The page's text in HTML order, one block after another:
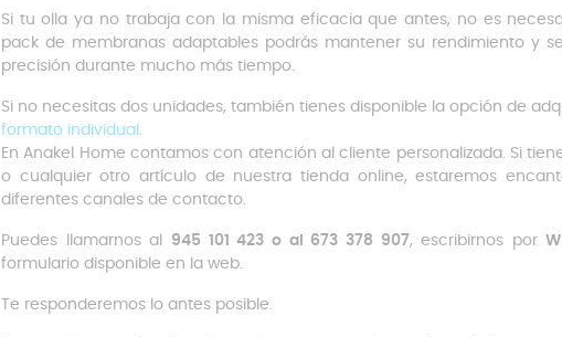
Si tu olla ya no trabaja con la misma eficacia que antes, no es
pack de membranas adaptables podrás mantener su rendimiento y
precisión durante mucho más tiempo.
Si no necesitas dos unidades, también tienes disponible la opción de
formato individual .
EnAnakel Home contamos con atención al cliente personalizada. Si
o cualquier otro artículo de nuestra tienda online, estaremos
diferentes canales de contacto.
Puedes llamarnos al 945 101 423 o al 673 378 907, escribirnos por
formulario disponible en la web.
Te responderemos lo antes posible.